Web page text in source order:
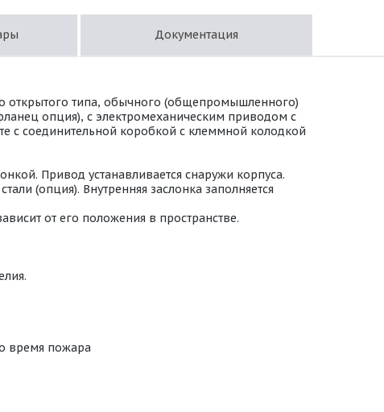
Документация
открытого типа, обычного (общепромышленного)
опция), с электромеханическим приводом с
с соединительной коробкой с клеммной колодкой
Привод устанавливается снаружи корпуса.
(опция). Внутренняя заслонка заполняется
от его положения в пространстве.
время пожара